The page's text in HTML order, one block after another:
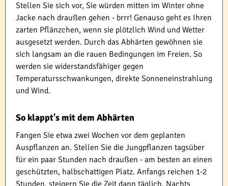
Stellen Sie sich vor, Sie würden mitten im Winter ohne
Jacke nach draußen gehen - brrr! Genauso geht es Ihren
zarten Pflänzchen, wenn sie plötzlich Wind und Wetter
ausgesetzt werden. Durch das Abhärten gewöhnen sie
sich langsam an die rauen Bedingungen im Freien. So
werden sie widerstandsfähiger gegen
Temperatursschwankungen, direkte Sonneneinstrahlung
und Wind.
So klappt's mit dem Abhärten
Fangen Sie etwa zwei Wochen vor dem geplanten
Auspflanzen an. Stellen Sie die Jungpflanzen tagsüber
für ein paar Stunden nach draußen - am besten an einen
geschützten, halbschattigen Platz. Anfangs reichen 1-2
Stunden, steigern Sie die Zeit dann täglich. Nachts